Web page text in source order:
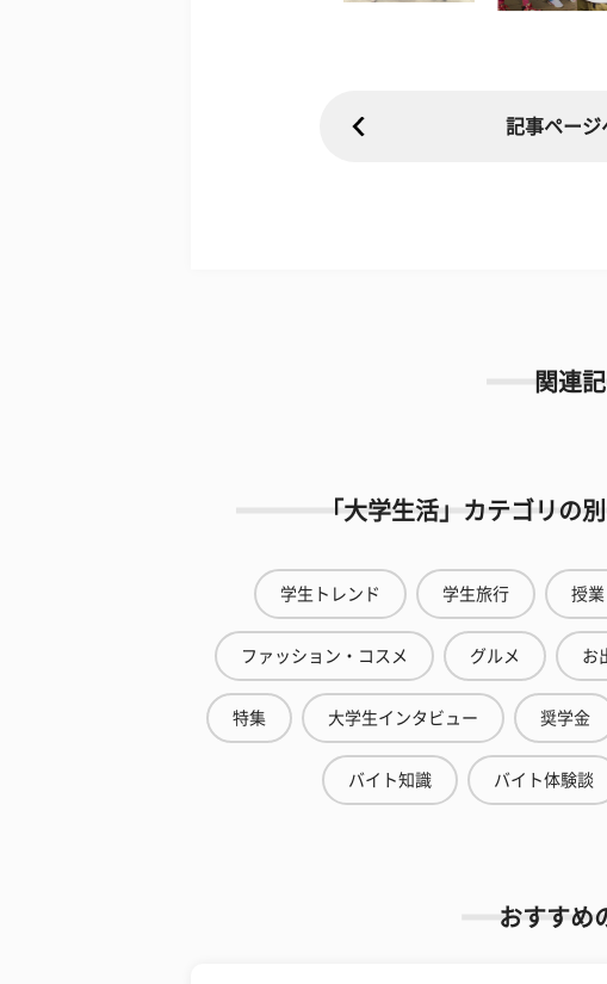
記事ページ
関連
「大学生活」カテゴリの
学生トレンド 学生旅行 授業
ファッション・コスメ グルメ お
特集 大学生インタビュー 奨学金
バイト知識 バイト体験談
おすすめ